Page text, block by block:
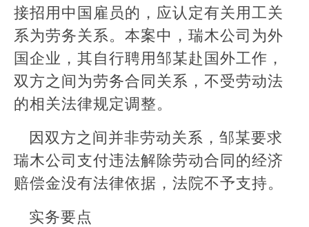
接招用中国雇员的，应认定有关用工关
系为劳务关系。本案中，瑞木公司为外
国企业，其自行聘用邹某赴国外工作，
双方之间为劳务合同关系，不受劳动法
的相关法律规定调整。
因双方之间并非劳动关系，邹某要求
瑞木公司支付违法解除劳动合同的经济
赔偿金没有法律依据，法院不予支持。
实务要点